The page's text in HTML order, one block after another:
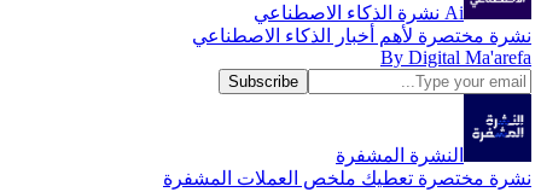
Ai نشرة الذكاء الاصطناعي
نشرة مختصرة لأهم أخبار الذكاء الاصطناعي
By Digital Ma'arefa
النشرة المشفرة
نشرة مختصرة تعطيك ملخص العملات المشفرة